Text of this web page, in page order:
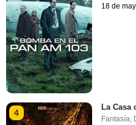
18 de
4
La Casa
Fantasía,